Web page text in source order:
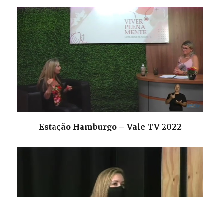
Estação Hamburgo – Vale TV 2022